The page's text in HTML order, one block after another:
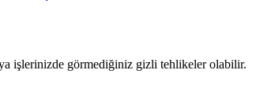
işlerinizde görmediğiniz gizli tehlikeler olabilir.